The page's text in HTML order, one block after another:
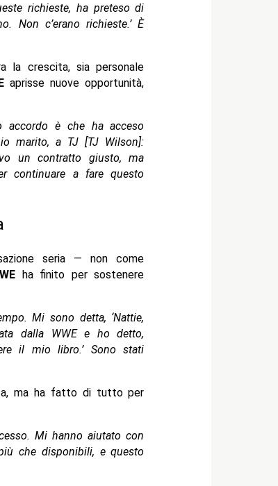
richieste, ha preteso di
Non c’erano richieste.’ È
crescita, sia personale
aprisse nuove opportunità,
accordo è che ha acceso
marito, a TJ [TJ Wilson]:
un contratto giusto, ma
continuare a fare questo
seria — non come
ha finito per sostenere
Mi sono detta, ‘Nattie,
dalla WWE e ho detto,
il mio libro.’ Sono stati
ma ha fatto di tutto per
Mi hanno aiutato con
che disponibili, e questo